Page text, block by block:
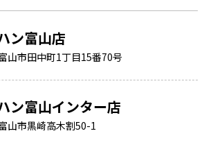
ン富山店
山市田中町1丁目15番70号
ン富山インター店
山市黒崎高木割50-1